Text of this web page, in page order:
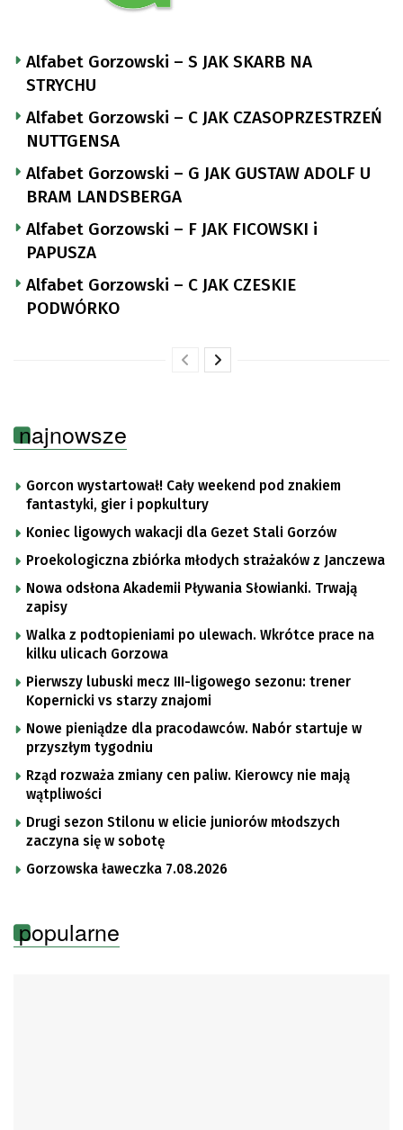
Alfabet Gorzowski – S JAK SKARB NA
STRYCHU
Alfabet Gorzowski – C JAK CZASOPRZESTRZEŃ
NUTTGENSA
Alfabet Gorzowski – G JAK GUSTAW ADOLF U
BRAM LANDSBERGA
Alfabet Gorzowski – F JAK FICOWSKI i
PAPUSZA
Alfabet Gorzowski – C JAK CZESKIE
PODWÓRKO
najnowsze
Gorcon wystartował! Cały weekend pod znakiem
fantastyki, gier i popkultury
Koniec ligowych wakacji dla Gezet Stali Gorzów
Proekologiczna zbiórka młodych strażaków z Janczewa
Nowa odsłona Akademii Pływania Słowianki. Trwają
zapisy
Walka z podtopieniami po ulewach. Wkrótce prace na
kilku ulicach Gorzowa
Pierwszy lubuski mecz III-ligowego sezonu: trener
Kopernicki vs starzy znajomi
Nowe pieniądze dla pracodawców. Nabór startuje w
przyszłym tygodniu
Rząd rozważa zmiany cen paliw. Kierowcy nie mają
wątpliwości
Drugi sezon Stilonu w elicie juniorów młodszych
zaczyna się w sobotę
Gorzowska ławeczka 7.08.2026
popularne